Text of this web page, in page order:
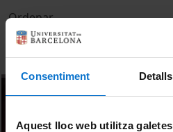
Consentiment Detalls
Aquest lloc web utilitza galetes
Ordenar